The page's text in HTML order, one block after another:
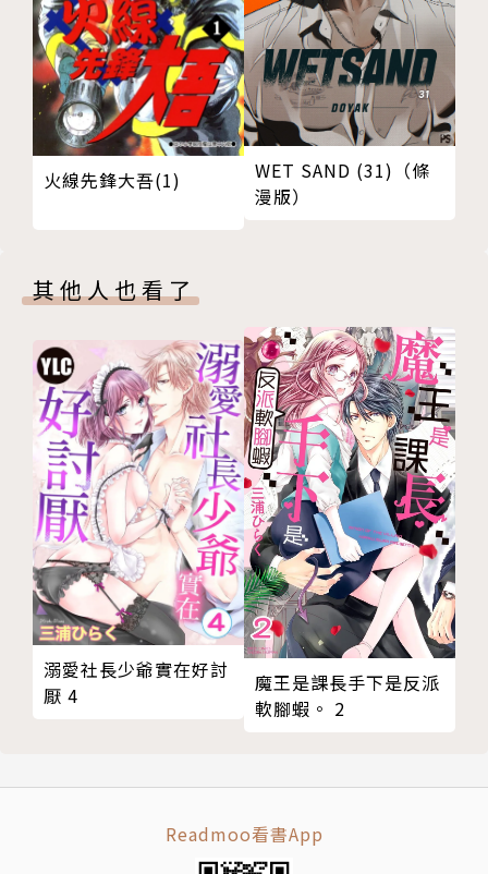
火線先鋒大吾(1)
WET SAND (31)（條
漫版）
其他人也看了
溺愛社長少爺實在好討
厭 4
魔王是課長手下是反派
軟腳蝦。 2
Readmoo看書App